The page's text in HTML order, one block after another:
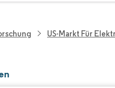
US-Markt Für